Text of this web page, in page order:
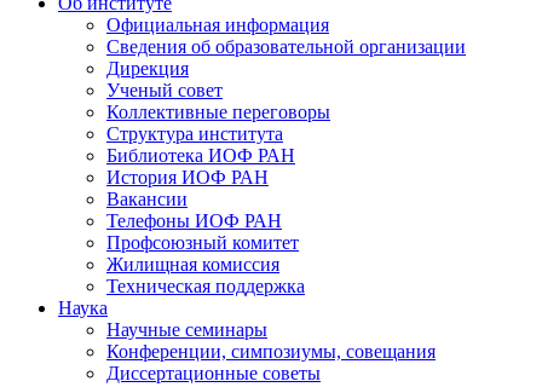
Официальная информация
Сведения об образовательной организации
Дирекция
Ученый совет
Коллективные переговоры
Структура института
Библиотека ИОФ РАН
История ИОФ РАН
Вакансии
Телефоны ИОФ РАН
Профсоюзный комитет
Жилищная комиссия
Техническая поддержка
Наука
Научные семинары
Конференции, симпозиумы, совещания
Диссертационные советы